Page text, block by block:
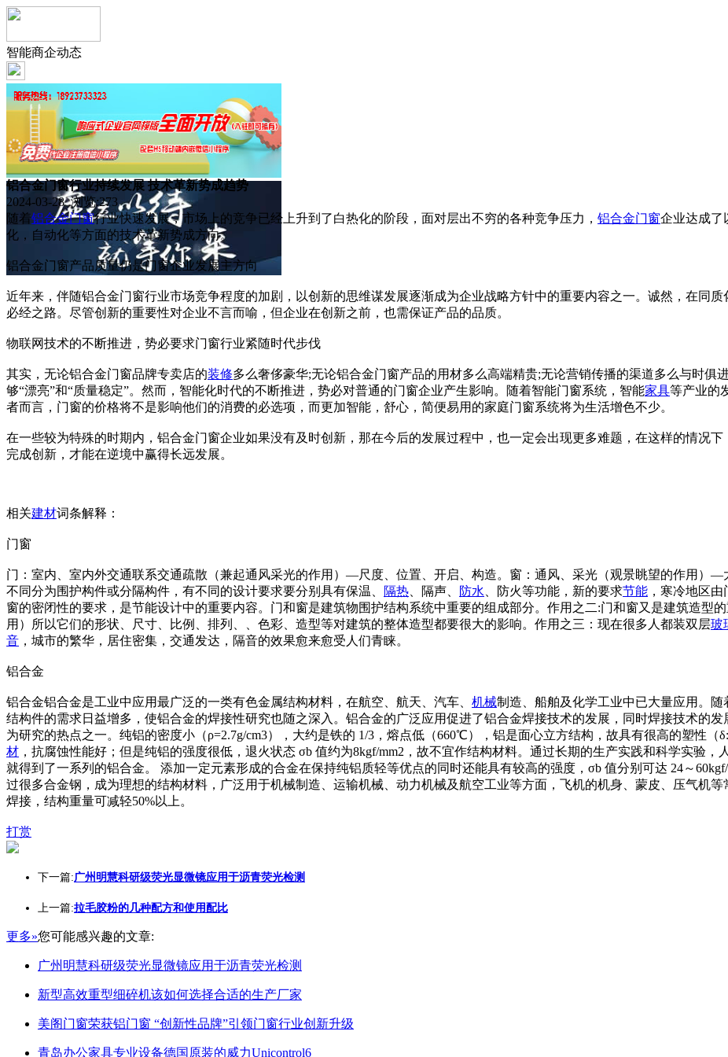
智能商企动态
铝合金门窗行业持续发展 技术革新势成趋势
2024-03-28 浏览:273
随着铝合金门窗行业快速发展，市场上的竞争已经上升到了白热化的阶段，面对层出不穷的各种竞争压力， 铝合金门窗企业达成了
化，自动化等方面的技术革新势成方向。
铝合金门窗产品质量仍是门窗企业发展主方向
近年来，伴随铝合金门窗行业市场竞争程度的加剧，以创新的思维谋发展逐渐成为企业战略方针中的重要内容之一。诚然，在同
必经之路。尽管创新的重要性对企业不言而喻，但企业在创新之前，也需保证产品的品质。
物联网技术的不断推进，势必要求门窗行业紧随时代步伐
其实，无论铝合金门窗品牌专卖店的装修多么奢侈豪华;无论铝合金门窗产品的用材多么高端精贵;无论营销传播的渠道多么与时俱
够“漂亮”和“质量稳定”。然而，智能化时代的不断推进，势必对普通的门窗企业产生影响。随着智能门窗系统，智能家具等产业的
者而言，门窗的价格将不是影响他们的消费的必选项，而更加智能，舒心，简便易用的家庭门窗系统将为生活增色不少。
在一些较为特殊的时期内，铝合金门窗企业如果没有及时创新，那在今后的发展过程中，也一定会出现更多难题，在这样的情况
完成创新，才能在逆境中赢得长远发展。
相关建材词条解释：
门窗
门：室内、室内外交通联系交通疏散（兼起通风采光的作用）—尺度、位置、开启、构造。窗：通风、采光（观景眺望的作用）
不同分为围护构件或分隔构件，有不同的设计要求要分别具有保温、
隔热 、隔声、 防水 、防火等功能，新的要求节能 ，寒冷地区
窗的密闭性的要求，是节能设计中的重要内容。门和窗是建筑物围护结构系统中重要的组成部分。作用之二:门和窗又是建筑造型
用）所以它们的形状、尺寸、比例、排列、、色彩、造型等对建筑的整体造型都要很大的影响。作用之三：现在很多人都装双层玻
音 ，城市的繁华，居住密集，交通发达，隔音的效果愈来愈受人们青睐。
铝合金
铝合金铝合金是工业中应用最广泛的一类有色金属结构材料，在航空、航天、汽车、 机械制造、船舶及化学工业中已大量应用。
结构件的需求日益增多，使铝合金的焊接性研究也随之深入。铝合金的广泛应用促进了铝合金焊接技术的发展，同时焊接技术的
为研究的热点之一。纯铝的密度小（ρ=2.7g/cm3），大约是铁的 1/3，熔点低（660℃），铝是面心立方结构，故具有很高的塑性（
材 ，抗腐蚀性能好；但是纯铝的强度很低，退火状态 σb 值约为8kgf/mm2，故不宜作结构材料。通过长期的生产实践和科学实验
就得到了一系列的铝合金。 添加一定元素形成的合金在保持纯铝质轻等优点的同时还能具有较高的强度，σb 值分别可达 24～
过很多合金钢，成为理想的结构材料，广泛用于机械制造、运输机械、动力机械及航空工业等方面，飞机的机身、蒙皮、压气机
焊接，结构重量可减轻50%以上。
打赏
下一篇:广州明慧科研级荧光显微镜应用于沥青荧光检测
上一篇:拉毛胶粉的几种配方和使用配比
更多»您可能感兴趣的文章:
广州明慧科研级荧光显微镜应用于沥青荧光检测
新型高效重型细碎机该如何选择合适的生产厂家
美阁门窗荣获铝门窗 “创新性品牌”引领门窗行业创新升级
青岛办公家具专业设备德国原装的威力Unicontrol6